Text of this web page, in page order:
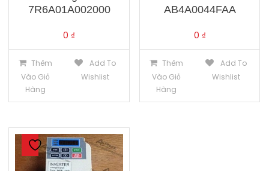
7R6A01A002000
0 ₫
Thêm
Vào Giỏ
Hàng
Add To
Wishlist
AB4A0044FAA
0 ₫
Thêm
Vào Giỏ
Hàng
Add To
Wishlist